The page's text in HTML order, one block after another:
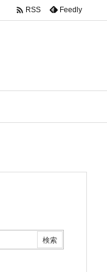
 RSS Feedly